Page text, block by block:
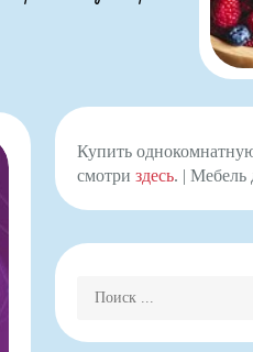
Купить
смотриздесь. | Мебель